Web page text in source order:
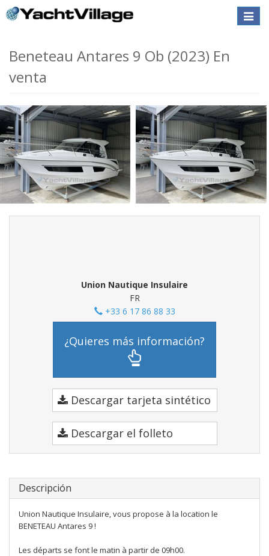
Toggle
Beneteau Antares 9 Ob (2023) En
venta
Union Nautique Insulaire
FR
+33 6 17 86 88 33
¿Quieres más información?
Descargar tarjeta sintético
Descargar el folleto
Descripción
Union Nautique Insulaire, vous propose à la location le
BENETEAU Antares 9 !
Les départs se font le matin à partir de 09h00.